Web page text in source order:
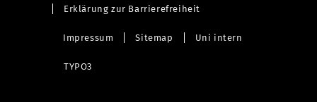
Erklärung zur Barrierefreiheit
Impressum Sitemap Uni intern
TYPO3